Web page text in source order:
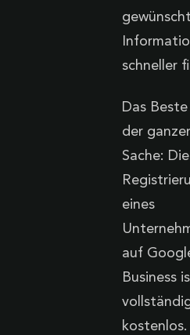
schneller
Das Beste
der
Sache: Die
eines
auf
Business
kostenlos.‍